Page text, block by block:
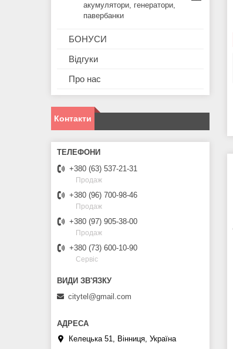
акумулятори, генератори,
павербанки
БОНУСИ
Відгуки
Про нас
Контакти
+380 (63) 537-21-31
Продаж
+380 (96) 700-98-46
Продаж
+380 (97) 905-38-00
Продаж
+380 (73) 600-10-90
Сервіс
citytel@gmail.com
Келецька 51, Вінниця, Україна